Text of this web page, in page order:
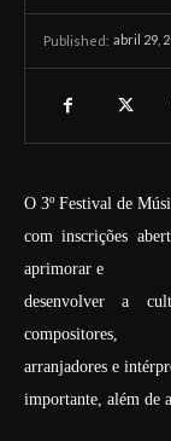
Published: abril 29,
O 3º Festival de
com inscrições
aprimorar e
desenvolver a
compositores,
arranjadores e
importante, além de